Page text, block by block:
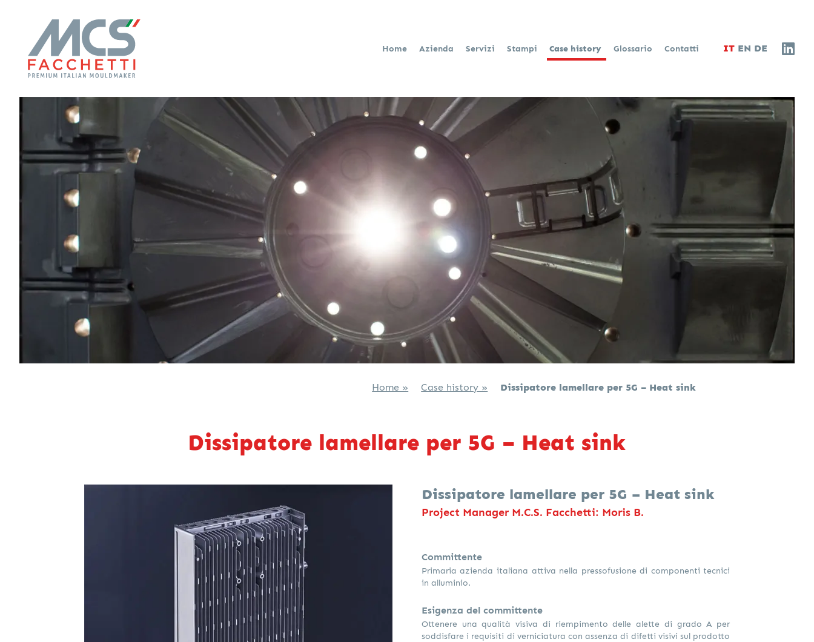
Home Azienda Servizi Stampi Case history Glossario Contatti IT EN DE
Home » Case history » Dissipatore lamellare per 5G – Heat sink
Dissipatore lamellare per 5G – Heat sink
Dissipatore lamellare per 5G – Heat sink
Project Manager M.C.S. Facchetti: Moris B.
Committente
Primaria azienda italiana attiva nella pressofusione di componenti tecnici
in alluminio.
Esigenza del committente
Ottenere una qualità visiva di riempimento delle alette di grado A per
soddisfare i requisiti di verniciatura con assenza di difetti visivi sul prodotto